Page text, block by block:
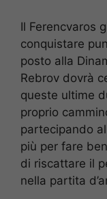
Il Ferencvaros
conquistare
posto alla
Rebrov dovrà
queste ultime
proprio
partecipando
più per fare
di riscattare il
nella partita